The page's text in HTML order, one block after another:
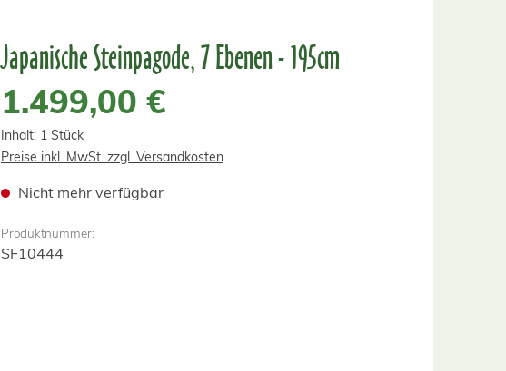
Japanische Steinpagode, 7 Ebenen - 195cm
Regulärer Preis:
1.499,00 €
Inhalt: 1 Stück
Preise inkl. MwSt. zzgl. Versandkosten
Nicht mehr verfügbar
Produktnummer:
SF10444